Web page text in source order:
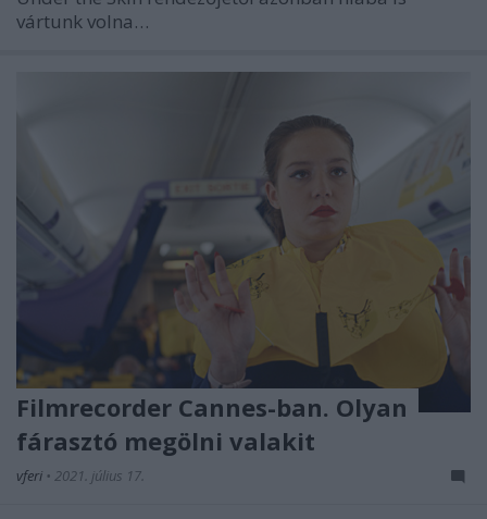
vártunk volna…
Filmrecorder Cannes-ban. Olyan
fárasztó megölni valakit
vferi • 2021. július 17.